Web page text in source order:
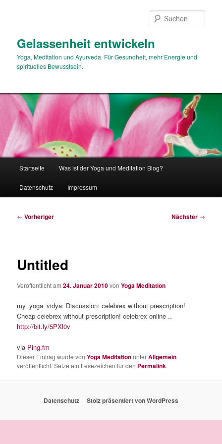
Gelassenheit entwickeln
Yoga, Meditation und Ayurveda. Für Gesundheit, mehr Energie und
spirituelles Bewusstsein.
Startseite Was ist der Yoga und Meditation Blog?
Datenschutz Impressum
Beitragsnavigation
← Vorheriger Nächster →
Untitled
Veröffentlicht am24. Januar 2010vonYoga Meditation
my_yoga_vidya: Discussion: celebrex without prescription!
Cheap celebrex without prescription! celebrex online ..
http://bit.ly/5PXl0v
via Ping.fm
Dieser Eintrag wurde vonYoga MeditationunterAllgemein
veröffentlicht. Setze ein Lesezeichen für den Permalink.
Datenschutz Stolz präsentiert von WordPress